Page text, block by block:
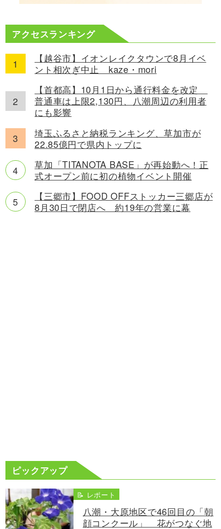
アクセスランキング
【越谷市】イオンレイクタウンで8月イベ
ント相次ぎ中止 kaze・mori
【首都高】10月1日から通行料金を改定
普通車は上限2,130円、八潮周辺の利用者
にも影響
埼玉ふるさと納税ランキング、草加市が
22.85億円で県内トップに
草加「TITANOTA BASE」が再始動へ！正
式オープン前に初の植物イベント開催
【三郷市】FOOD OFFストッカー三郷店が
8月30日で閉店へ 約19年の営業に幕
ピックアップ
📝 レポート
八潮・大原地区で46回目の「朝
顔コンクール」 花がつなぐ地